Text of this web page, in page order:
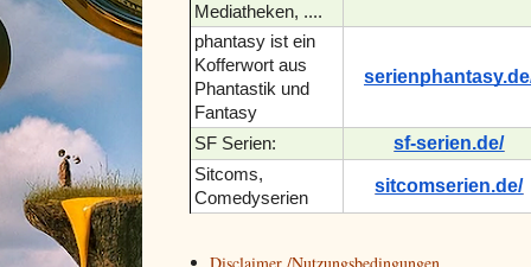
Mediatheken, ....
phantasy ist ein
Kofferwort aus
Phantastik und
Fantasy
SF Serien: sf-serien.de/
Sitcoms,
Comedyserien
sitcomserien.de/